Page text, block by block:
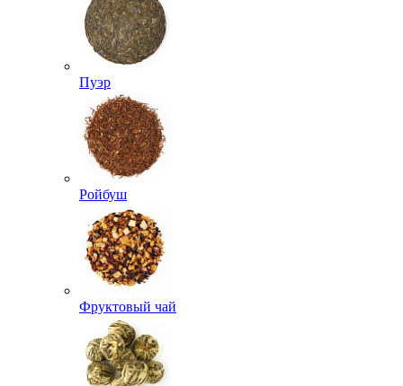
Пуэр
Ройбуш
Фруктовый чай